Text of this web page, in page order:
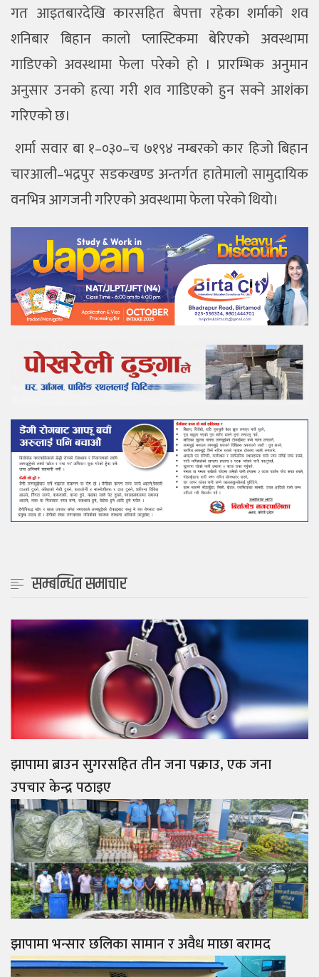
गत आइतबारदेखि कारसहित बेपत्ता रहेका शर्माको शव
शनिबार बिहान कालो प्लास्टिकमा बेरिएको अवस्थामा
गाडिएको अवस्थामा फेला परेको हो । प्रारम्भिक अनुमान
अनुसार उनको हत्या गरी शव गाडिएको हुन सक्ने आशंका
गरिएको छ।
शर्मा सवार बा १–०३०–च ७१९४ नम्बरको कार हिजो बिहान
चारआली–भद्रपुर सडकखण्ड अन्तर्गत हातेमालो सामुदायिक
वनभित्र आगजनी गरिएको अवस्थामा फेला परेको थियो।
सम्बन्धित समाचार
झापामा ब्राउन सुगरसहित तीन जना पक्राउ, एक जना
उपचार केन्द्र पठाइए
झापामा भन्सार छलिका सामान र अवैध माछा बरामद